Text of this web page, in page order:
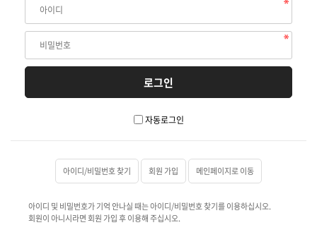
자동로그인
아이디/비밀번호 찾기 회원 가입 메인페이지로 이동
아이디 및 비밀번호가 기억 안나실 때는 아이디/비밀번호 찾기를 이용하십시오.
회원이 아니시라면 회원 가입 후 이용해 주십시오.